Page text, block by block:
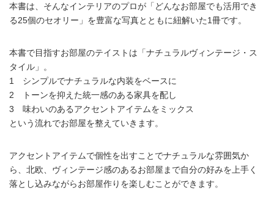
本書は、そんなインテリアのプロが「どんなお部屋でも活用でき
る25個のセオリー」を豊富な写真とともに紐解いた1冊です。
本書で目指すお部屋のテイストは「ナチュラルヴィンテージ・ス
タイル」。
1 シンプルでナチュラルな内装をベースに
2 トーンを抑えた統一感のある家具を配し
3 味わいのあるアクセントアイテムをミックス
という流れでお部屋を整えていきます。
アクセントアイテムで個性を出すことでナチュラルな雰囲気か
ら、北欧、ヴィンテージ感のあるお部屋まで自分の好みを上手く
落とし込みながらお部屋作りを楽しむことができます。